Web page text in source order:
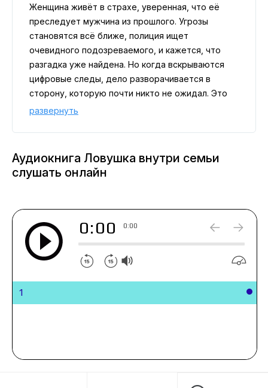
Женщина живёт в страхе, уверенная, что её
преследует мужчина из прошлого. Угрозы
становятся всё ближе, полиция ищет
очевидного подозреваемого, и кажется, что
разгадка уже найдена. Но когда вскрываются
цифровые следы, дело разворачивается в
сторону, которую почти никто не ожидал. Это
история не только об убийстве, но и о
семьи.
развернуть
Аудиокнига Ловушка внутри семьи
слушать онлайн
0:00 0:00
1